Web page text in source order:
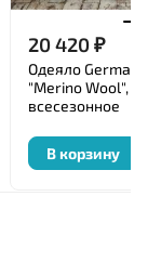
20 420₽
Одеяло German
"Merino Wool",
всесезонное
В корзину